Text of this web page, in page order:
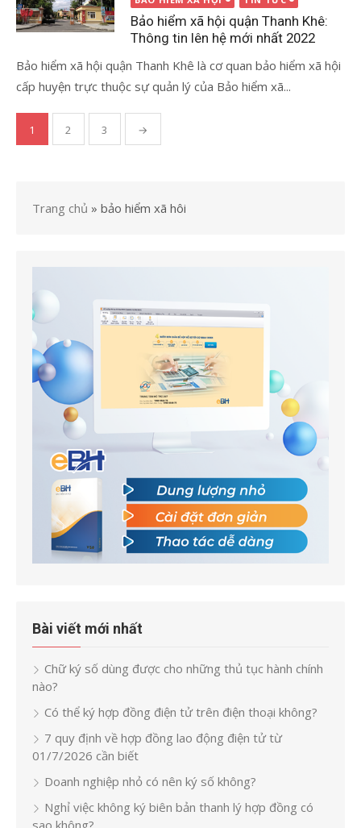
Bảo hiểm xã hội quận Thanh Khê:
Thông tin lên hệ mới nhất 2022
Bảo hiểm xã hội quận Thanh Khê là cơ quan bảo hiểm xã hội
cấp huyện trực thuộc sự quản lý của Bảo hiểm xã...
Điều
hướng
1 2 3 →
Trang chủ » bảo hiểm xã hôi
Bài viết mới nhất
Chữ ký số dùng được cho những thủ tục hành chính
nào?
Có thể ký hợp đồng điện tử trên điện thoại không?
7 quy định về hợp đồng lao động điện tử từ
01/7/2026 cần biết
Doanh nghiệp nhỏ có nên ký số không?
Nghỉ việc không ký biên bản thanh lý hợp đồng có
sao không?